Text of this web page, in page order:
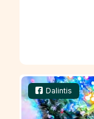
Dalintis